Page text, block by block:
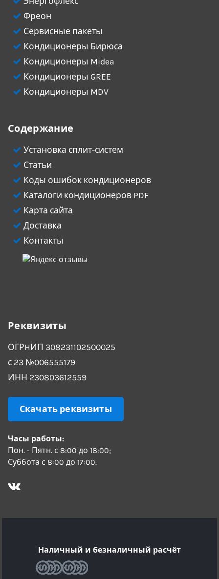
Фреон
Сервисные пакеты
Кондиционеры Бирюса
Кондиционеры Midea
Кондиционеры GREE
Кондиционеры MDV
Содержание
Установка сплит-систем
Статьи
Коды ошибок кондиционеров
Каталоги кондиционеров PDF
Карта сайта
Доставка
Контакты
Реквизиты
ОГРHИП 308231102500025
с 23 №006555179
ИНН 230803612559
Скачать реквизиты
Часы работы:
Пон. - Пятн. с 8:00 до 18:00;
Суббота с 8:00 до 17:00.
Наличный и безналичный расчёт